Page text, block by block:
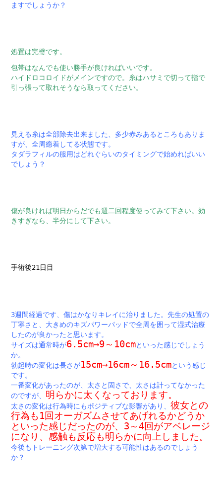
ますでしょうか？
処置は完璧です。
包帯はなんでも使い勝手が良ければいいです。
ハイドロコロイドがメインですので。糸はハサミで切って指で
引っ張って取れそうなら取ってください。
見える糸は全部除去出来ました、多少赤みあるところもありま
すが、全周癒着してる状態です。
タダラフィルの服用はどれぐらいのタイミングで始めればいい
でしょう？
傷が良ければ明日からだでも週二回程度使ってみて下さい。効
きすぎなら、半分にして下さい。
手術後21日目
3週間経過です、傷はかなりキレイに治りました。先生の処置の
丁寧さと、大きめのキズパワーパッドで全周を囲って湿式治療
したのが良かったと思います。
サイズは通常時が6.5cm→9～10cmといった感じでしょう
か。
勃起時の変化は長さが15cm→16cm～16.5cmという感じ
です。
一番変化があったのが、太さと固さで、太さは計ってなかった
のですが、 明らかに太くなっております。
太さの変化は行為時にもポジティブな影響があり、 彼女との
行為も1回オーガズムさせてあげれるかどうか
といった感じだったのが、3～4回がアベレージ
になり、感触も反応も明らかに向上しました。
今後もトレーニング次第で増大する可能性はあるのでしょう
か？